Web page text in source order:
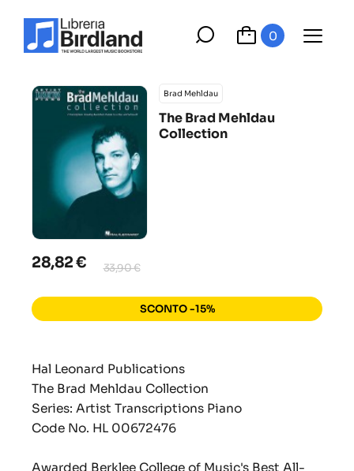
0
Brad Mehldau
The Brad Mehldau
Collection
28,82 € 33,90 €
SCONTO -15%
Hal Leonard Publications
The Brad Mehldau Collection
Series: Artist Transcriptions Piano
Code No. HL 00672476
Awarded Berklee College of Music's Best All-